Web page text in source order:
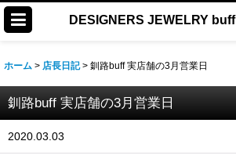
DESIGNERS JEWELRY buff
ホーム > 店長日記 > 釧路buff 実店舗の3月営業日
釧路buff 実店舗の3月営業日
2020.03.03